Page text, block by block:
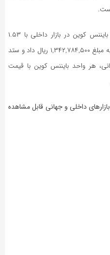
گفتنی است در معاملات روز جاری، بایننس کوین در بازار داخلی با ۱.۵۳
درصد افزایش نسبت به روز گذشته، به مبلغ ۱,۳۴۲,۷۸۴,۵۰۰ ریال داد و ستد
هر واحد بایننس کوین با قیمت
داخلی و جهانی قابل مشاهده